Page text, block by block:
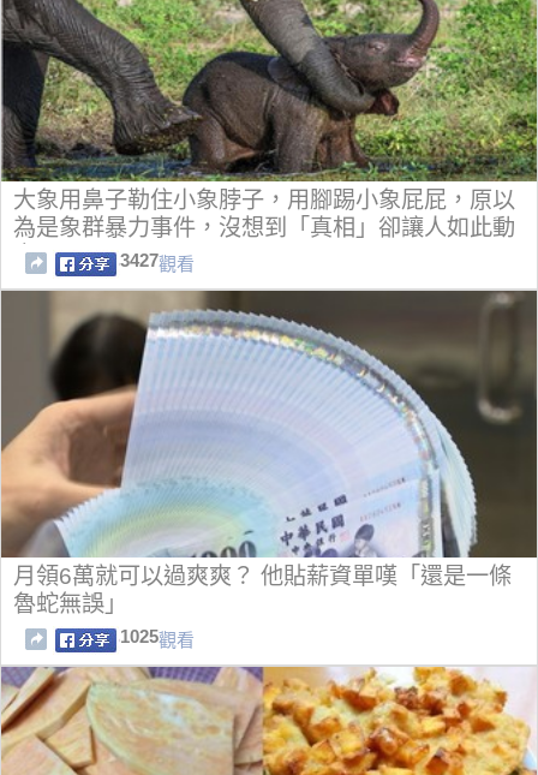
大象用鼻子勒住小象脖子，用腳踢小象屁屁，原以
為是象群暴力事件，沒想到「真相」卻讓人如此動
容！！
3427觀看
月領6萬就可以過爽爽？ 他貼薪資單嘆「還是一條
魯蛇無誤」
1025觀看